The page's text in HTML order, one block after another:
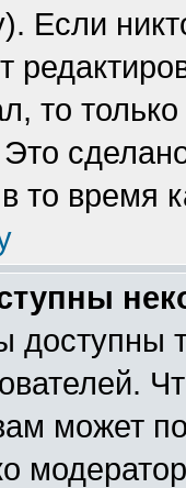
Если
то
Это
то время
может